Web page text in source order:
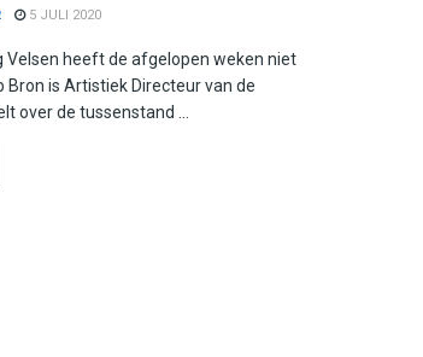
5 JULI 2020
Velsen heeft de afgelopen weken niet
is Artistiek Directeur van de
over de tussenstand ...